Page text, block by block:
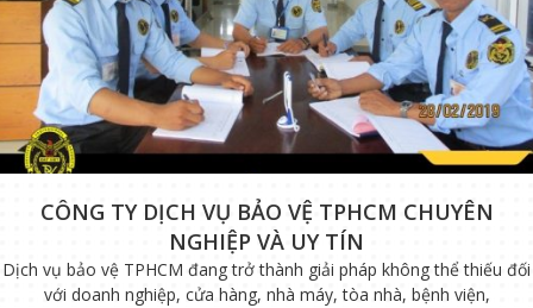
CÔNG TY DỊCH VỤ BẢO VỆ TPHCM CHUYÊN
NGHIỆP VÀ UY TÍN
Dịch vụ bảo vệ TPHCM đang trở thành giải pháp không thể thiếu đối
với doanh nghiệp, cửa hàng, nhà máy, tòa nhà, bệnh viện,